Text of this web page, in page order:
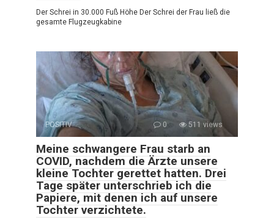
Der Schrei in 30.000 Fuß Höhe Der Schrei der Frau ließ die
gesamte Flugzeugkabine
POSITIV 0 511 views
Meine schwangere Frau starb an
COVID, nachdem die Ärzte unsere
kleine Tochter gerettet hatten. Drei
Tage später unterschrieb ich die
Papiere, mit denen ich auf unsere
Tochter verzichtete.